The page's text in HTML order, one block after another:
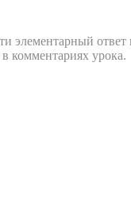
элементарный
комментариях урока.